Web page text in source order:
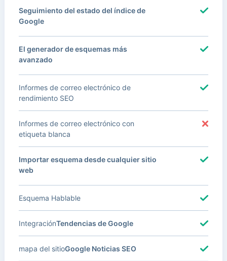
Seguimiento del estado del índice de
Google
El generador de esquemas más
avanzado
Informes de correo electrónico de
rendimiento SEO
Informes de correo electrónico con
etiqueta blanca
Importar esquema desde cualquier sitio
web
Esquema Hablable
Tendencias de Google
Integración
Google Noticias SEO
mapa del sitio